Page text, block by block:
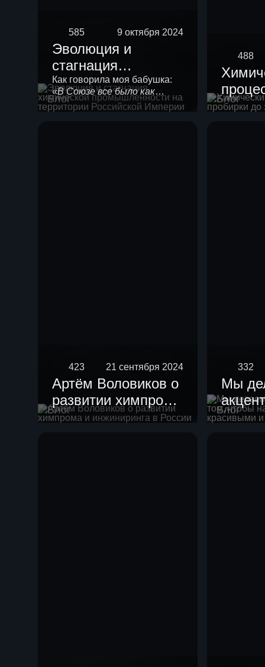
Блог
585 9 октября 2024
Эволюция и
стагнация
химической
промышленности
на территории
Как говорила моя бабушка:
«В Союзе все было как
положено!». Любой
химической технологии
Блог
488
Блог
423 21 сентября 2024
Артём Воловиков о
развитии химпрома
и инжиниринга в
Блог
332
Мы